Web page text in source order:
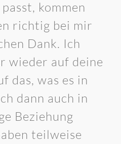
kommen
richtig bei mir
Dank. Ich
wieder auf deine
das, was es in
dann auch in
Beziehung
teilweise